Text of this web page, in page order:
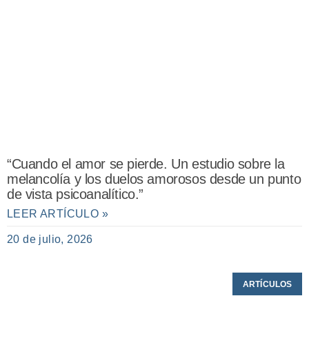
“Cuando el amor se pierde. Un estudio sobre la
melancolía y los duelos amorosos desde un punto
de vista psicoanalítico.”
LEER ARTÍCULO »
20 de julio, 2026
ARTÍCULOS